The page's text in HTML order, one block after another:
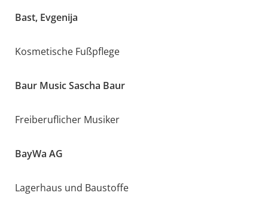
Bast, Evgenija
Kosmetische Fußpflege
Baur Music Sascha Baur
Freiberuflicher Musiker
BayWa AG
Lagerhaus und Baustoffe